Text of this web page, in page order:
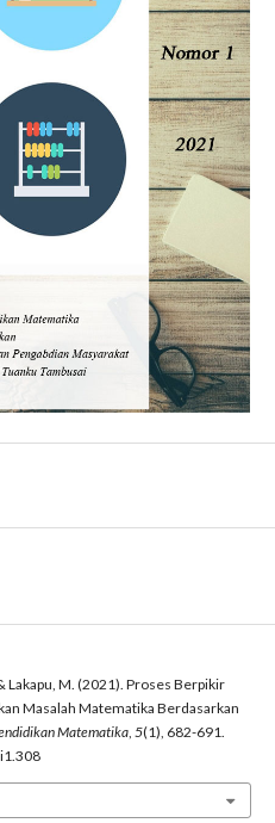
Lakapu, M. (2021). Proses Berpikir
Masalah Matematika Berdasarkan
Matematika, 5(1), 682-691.